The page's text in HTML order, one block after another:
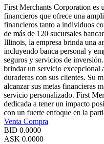
First Merchants Corporation es
financieros que ofrece una
financieros tanto a individuos
de más de 120 sucursales
Illinois, la empresa brinda una
incluyendo banca personal y
seguros y servicios de
brindar un servicio excepcional
duraderas con sus clientes. Su
alcanzar sus metas financieras
servicio personalizado. First
dedicada a tener un impacto
con un fuerte enfoque en la
Venta Compra
BID 0.0000
ASK 0.0000